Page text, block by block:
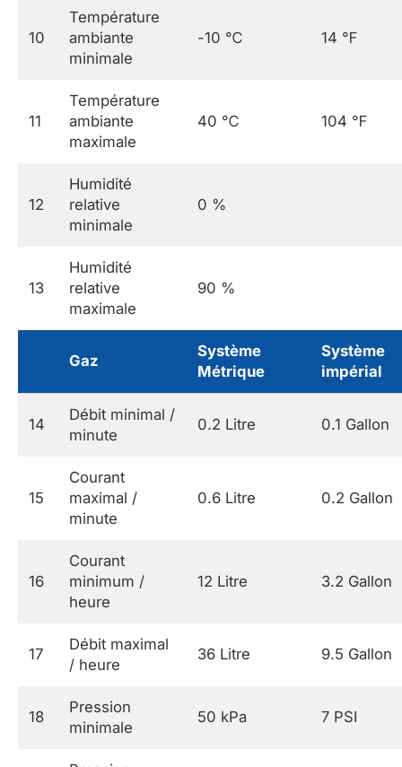
10
Température
ambiante
minimale
-10 ℃ 14 ℉
11
Température
ambiante
maximale
40 ℃ 104 ℉
12
Humidité
relative
minimale
0 %
13
Humidité
relative
maximale
90 %
Gaz
Système
Métrique
Système
impérial
14
Débit minimal /
minute
0.2 Litre 0.1 Gallon
15
Courant
maximal /
minute
0.6 Litre 0.2 Gallon
16
Courant
minimum /
heure
12 Litre 3.2 Gallon
17
Débit maximal
/ heure
36 Litre 9.5 Gallon
18
Pression
minimale
50 kPa 7 PSI